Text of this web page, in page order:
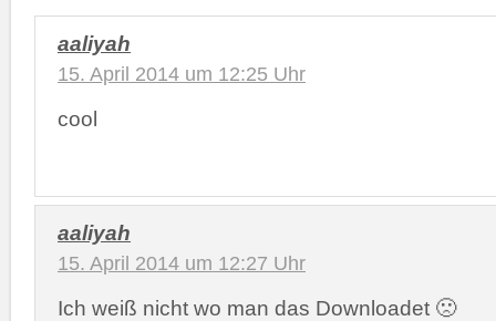
aaliyah
15. April 2014 um 12:25 Uhr
cool
aaliyah
15. April 2014 um 12:27 Uhr
Ich weiß nicht wo man das Downloadet 🙁